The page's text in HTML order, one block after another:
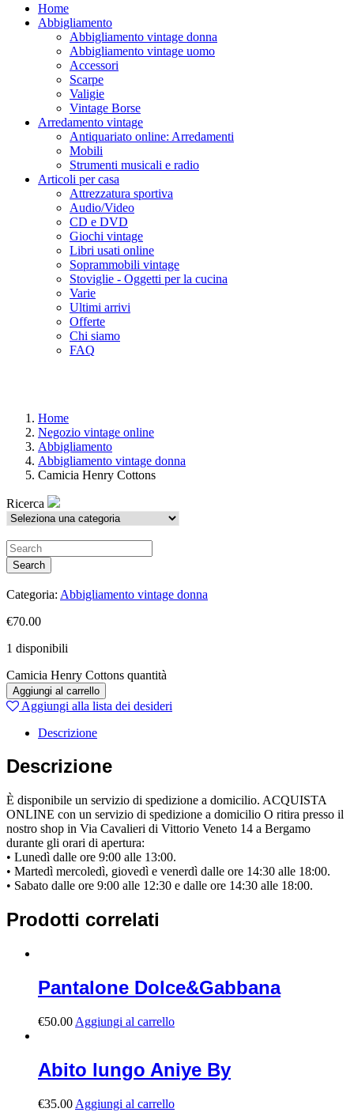
Home
Abbigliamento
Abbigliamento vintage donna
Abbigliamento vintage uomo
Accessori
Scarpe
Valigie
Vintage Borse
Arredamento vintage
Antiquariato online: Arredamenti
Mobili
Strumenti musicali e radio
Articoli per casa
Attrezzatura sportiva
Audio/Video
CD e DVD
Giochi vintage
Libri usati online
Soprammobili vintage
Stoviglie - Oggetti per la cucina
Varie
Ultimi arrivi
Offerte
Chi siamo
FAQ
Home
Negozio vintage online
Abbigliamento
Abbigliamento vintage donna
Camicia Henry Cottons
Ricerca
Search
Categoria: Abbigliamento vintage donna
€70.00
1 disponibili
Camicia Henry Cottons quantità
Aggiungi al carrello
Aggiungi alla lista dei desideri
Descrizione
Descrizione
È disponibile un servizio di spedizione a domicilio. ACQUISTA
ONLINE con un servizio di spedizione a domicilio O ritira presso il
nostro shop in Via Cavalieri di Vittorio Veneto 14 a Bergamo
durante gli orari di apertura:
• Lunedì dalle ore 9:00 alle 13:00.
• Martedì mercoledì, giovedì e venerdì dalle ore 14:30 alle 18:00.
• Sabato dalle ore 9:00 alle 12:30 e dalle ore 14:30 alle 18:00.
Prodotti correlati
Pantalone Dolce&Gabbana
€50.00 Aggiungi al carrello
Abito lungo Aniye By
€35.00 Aggiungi al carrello